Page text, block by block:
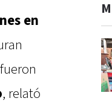
en
, relató